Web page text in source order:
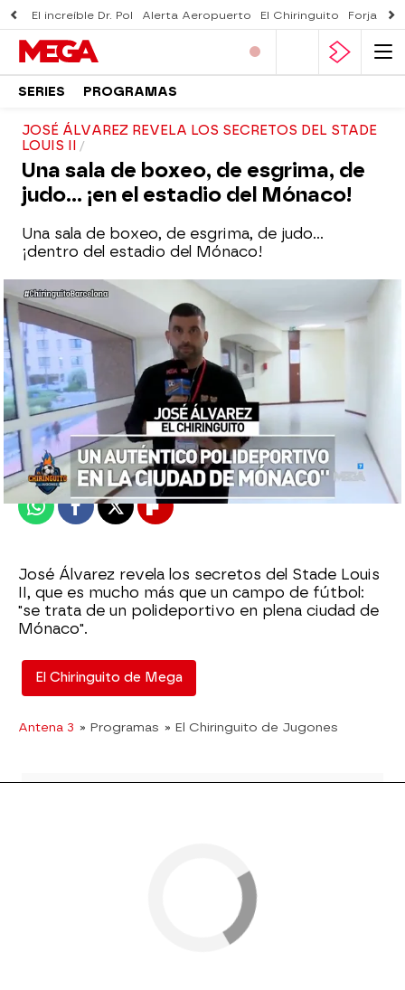
El increíble Dr. Pol Alerta Aeropuerto El Chiringuito Forjado
SERIES PROGRAMAS
JOSÉ ÁLVAREZ REVELA LOS SECRETOS DEL STADE
LOUIS II
Una sala de boxeo, de esgrima, de
judo... ¡en el estadio del Mónaco!
Una sala de boxeo, de esgrima, de judo...
¡dentro del estadio del Mónaco!
El Chiringuito
Publicado:19 de septiembre de 2024, 02:37
WhatsappFacebook
X Flipboard
José Álvarez revela los secretos del Stade Louis
II, que es mucho más que un campo de fútbol:
"se trata de un polideportivo en plena ciudad de
Mónaco".
El Chiringuito de Mega
Antena 3 » Programas » El Chiringuito de Jugones